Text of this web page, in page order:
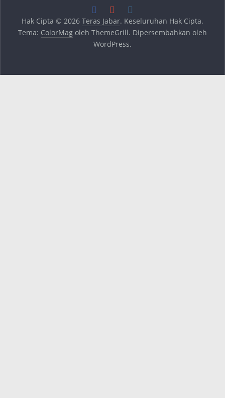
Hak Cipta © 2026 Teras Jabar. Keseluruhan Hak Cipta.
Tema: ColorMagoleh ThemeGrill. Dipersembahkan oleh
WordPress.